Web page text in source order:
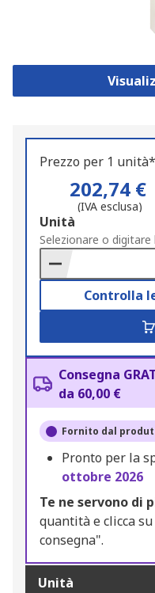
Prezzo per 1 unità*
202,74 €
(IVA esclusa)
Add
to
Basket
Unità
Selezionare o
Controlla
Consegna
da 60,00 €
Fornito dal
Pronto per la
ottobre 2026
Te ne servono di
quantità e clicca
consegna".
Unità